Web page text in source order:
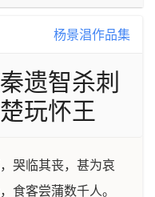
杨景淐作品集
遗智杀刺
玩怀王
哭临其丧，甚为哀
食客尝蒲数千人。